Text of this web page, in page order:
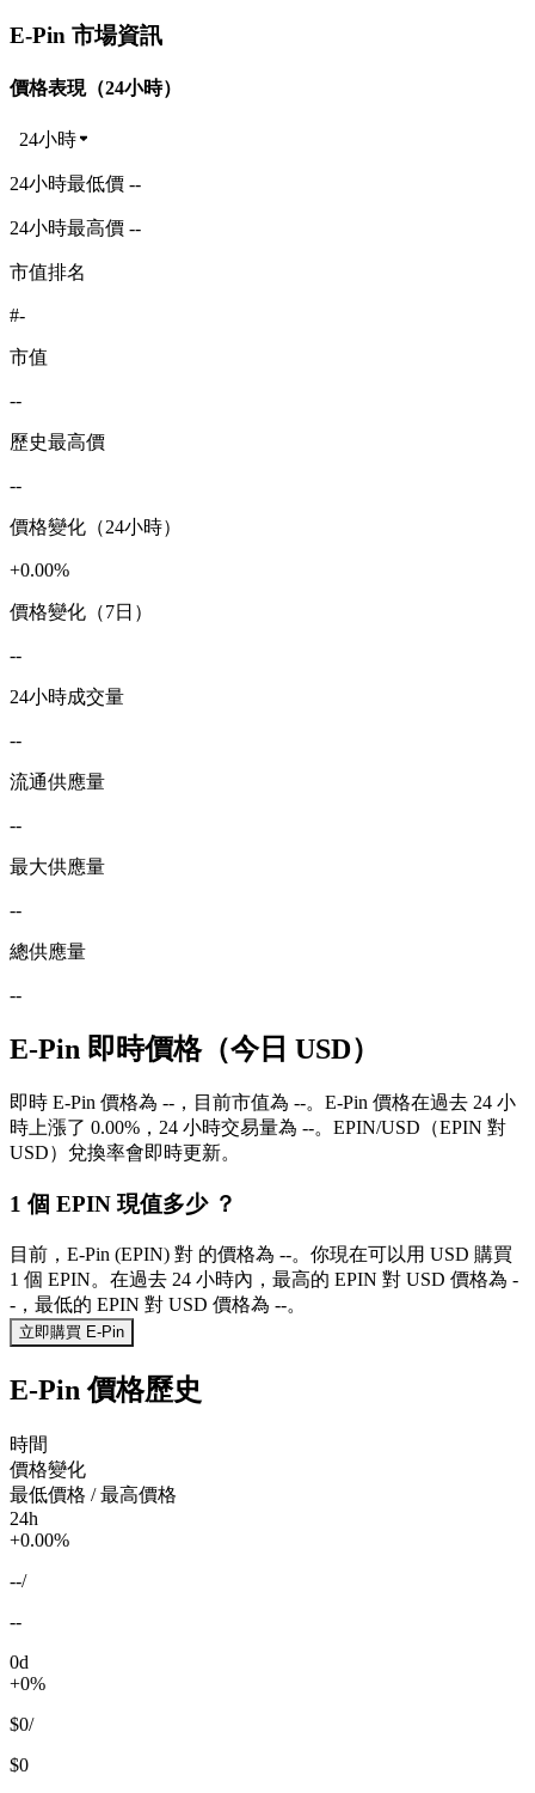
E-Pin 市場資訊
價格表現（24小時）
24小時
24小時最低價 --
24小時最高價 --
市值排名
#-
市值
--
歷史最高價
--
價格變化（24小時）
+0.00%
價格變化（7日）
--
24小時成交量
--
流通供應量
--
最大供應量
--
總供應量
--
E-Pin 即時價格（今日 USD）
即時 E-Pin 價格為 --，目前市值為 --。E-Pin 價格在過去 24 小
時上漲了 0.00%，24 小時交易量為 --。EPIN/USD（EPIN 對
USD）兌換率會即時更新。
1 個 EPIN 現值多少 ？
目前，E-Pin (EPIN) 對 的價格為 --。你現在可以用 USD 購買
1 個 EPIN。在過去 24 小時內，最高的 EPIN 對 USD 價格為 -
-，最低的 EPIN 對 USD 價格為 --。
立即購買 E-Pin
E-Pin 價格歷史
時間
價格變化
最低價格 / 最高價格
24h
+0.00%
--/
--
0d
+0%
$0/
$0